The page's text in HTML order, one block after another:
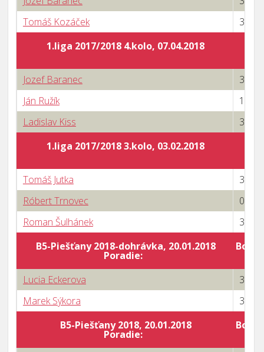
Tomáš Kozáček
3 : 0
1.liga 2017/2018 4.kolo, 07.04.2018
Jozef Baranec
3 : 1
Ján Ružík
1 : 3
Ladislav Kiss
3 : 1
1.liga 2017/2018 3.kolo, 03.02.2018
Tomáš Jutka
3 : 0
Róbert Trnovec
0 : 3
Roman Šulhánek
3 : 1
B5-Piešťany 2018-dohrávka, 20.01.2018
Poradie:
Body
Lucia Eckerova
3 : 1
Marek Sýkora
3 : 1
B5-Piešťany 2018, 20.01.2018
Poradie:
Body